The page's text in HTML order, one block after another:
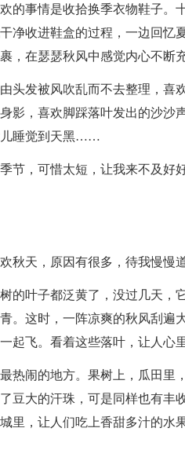
的事情是收拾换季衣物鞋子。
净收进鞋盒的过程，一边回忆
，在瑟瑟秋风中感觉内心不断
头发被风吹乱而不去整理，喜
影，喜欢脚踩落叶发出的沙沙
儿睡觉到天黑……
节，可惜太短，让我来不及好
秋天，原因有很多，待我慢慢道
的叶子都泛黄了，没过几天，
。这时，一阵凉爽的秋风刮遍
起飞。看着这些落叶，让人心
热闹的地方。果树上，瓜田里
豆大的汗珠，可是同样也有丰
里，让人们吃上香甜多汁的水